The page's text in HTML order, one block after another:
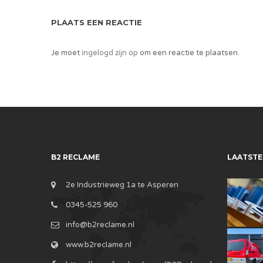
PLAATS EEN REACTIE
Je moetingelogd zijn op om een reactie te plaatsen.
B2 RECLAME
2e Industrieweg 1a te Asperen
0345-525 960
info@b2reclame.nl
www.b2reclame.nl